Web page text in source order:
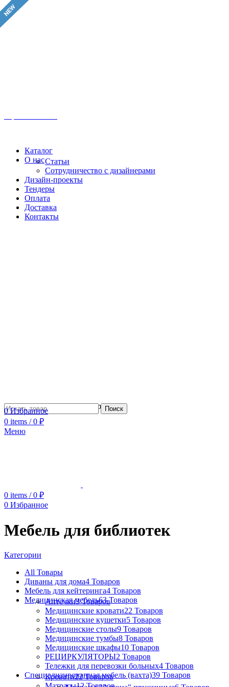
Иркутск, ул. Московская, 1а, 2 этаж
Каталог
О насСтатьи
Сотрудничество с дизайнерами
Дизайн-проекты
Тендеры
Оплата
Доставка
Контакты
Сотрудничество с дизайнерамиПоиск
0Избранное
0 items / 0 ₽
Меню
0 items / 0 ₽
0 Избранное
Мебель для библиотек
Категории
All Товары
Диваны для дома4 Товаров
Мебель для кейтеринга4 Товаров
Медицинская мебель63 Товаров
Аптечки3 Товаров
Медицинские кровати22 Товаров
Медицинские кушетки5 Товаров
Медицинские столы9 Товаров
Медицинские тумбы8 Товаров
Медицинские шкафы10 Товаров
РЕЦИРКУЛЯТОРЫ2 Товаров
Тележки для перевозки больных4 Товаров
Специализированная мебель (вахта)39 Товаров
Кровати22 Товаров